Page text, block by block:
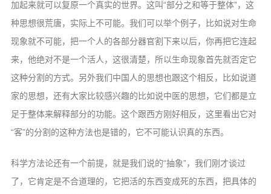
加起来就可以复原一个真实的世界。这叫“部分之和等于整体”，这
种思想很荒唐，实际上不可能。我们可以举个例子，比如说对生命
现象就不可能，把一个人的各部分器官割下来以后，你再把它连起
来，他绝对不是一个活人，这很清楚，所以生命现象首先就否定它
这种分割的方式。另外我们中国人的思想也跟这个相反，比如说道
家的思想，还有大家比较感兴趣的比如说中医的思想，它们都是立
足于整体来解释部分的功能。这个跟西方刚好相反，这里看出它对
“客”的分割的这种方法也是错的，它不可能认识真的东西。
科学方法论还有一个前提，就是我们说的“抽象”，我们刚才谈过
了，它肯定是不合道理的，它把活的东西变成死的东西，把具体的